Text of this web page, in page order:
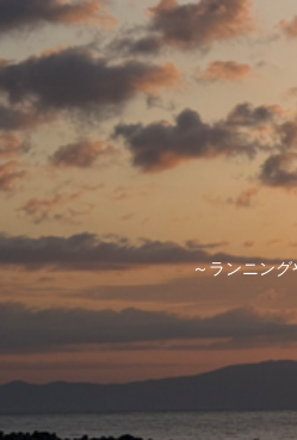
～ランニン